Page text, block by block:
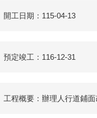
開工日期：115-04-13
預定竣工：116-12-31
工程概要：辦理人行道鋪